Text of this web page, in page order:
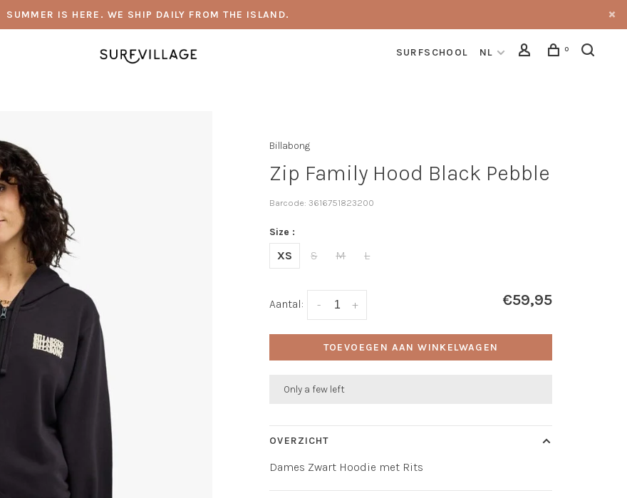
SUMMER IS HERE. WE SHIP DAILY FROM THE ISLAND.
SURFSCHOOL NL 0
Billabong
Zip Family Hood Black Pebble
Barcode: 3616751823200
Size :
XS S M L
Aantal: +
- €59,95
TOEVOEGEN AAN WINKELWAGEN
Only a few left
OVERZICHT
Dames Zwart Hoodie met Rits